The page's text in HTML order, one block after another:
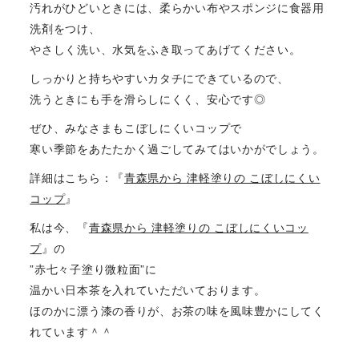
汚れがひどいときには、柔らかい布やスポンジに食器用
洗剤をつけ、
やさしく洗い、水気をふき取ってあげてください。
しっかりと持ちやすいカタチにできているので、
洗うときにも手を滑らしにくく、安心です◎
ぜひ、みなさまもこぼしにくいコップで
寒い季節をあたたかく過ごしてみてはいかがでしょう。
詳細はこちら：『青森県から 津軽塗りの こぼしにくい
コップ』
私は今、『青森県から 津軽塗りの こぼしにくいコッ
プ』の
”赤七々子塗り微粒面”に
温かい日本茶を入れていただいております。
ほのかに漂う漆の香りが、お茶の味を風味豊かにしてく
れています＾＾